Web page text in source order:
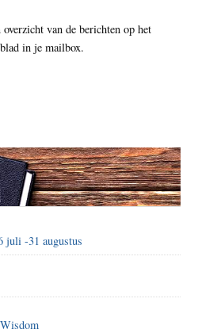
van de berichten op het
in je mailbox.
juli -31 augustus